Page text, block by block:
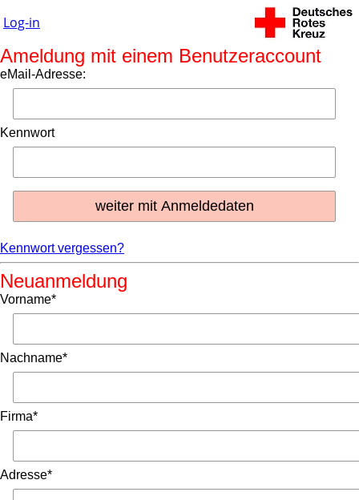
Log-in
Ameldung mit einem Benutzeraccount
eMail-Adresse:
Kennwort
Kennwort vergessen?
Neuanmeldung
Vorname*
Nachname*
Firma*
Adresse*